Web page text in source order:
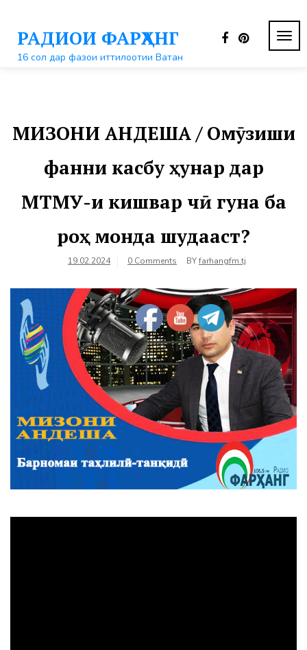
контентуРАДИОИ ФАРҲАНГ
16 сол дар фазои иттилоотии Ватан
МИЗОНИ АНДЕША / Омӯзиши
фанни касбу ҳунар дар
МТМУ-и кишвар чӣ гуна ба
роҳ монда шудааст?
19.02.2024 0 Comments BYfarhangfm.tj